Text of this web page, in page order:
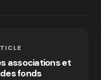
associations et
fonds